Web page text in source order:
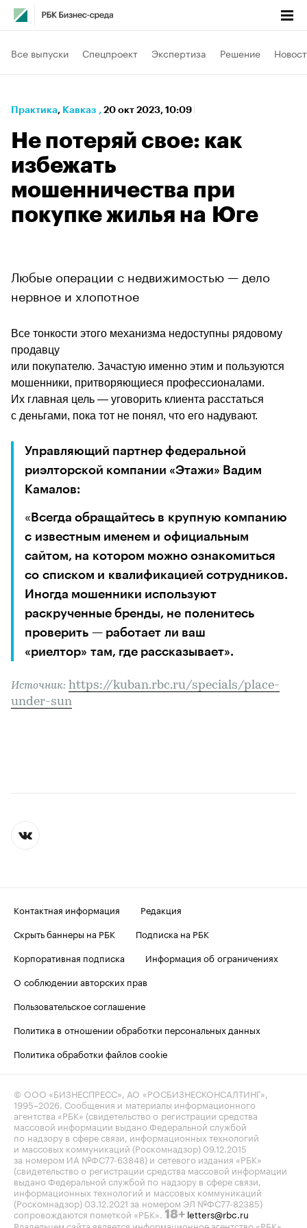
Все выпуски Спецпроект Экспертиза Решение
Практика⁠, Кавказ , 20 окт 2023, 10:09
Не потеряй свое: как
избежать
мошенничества при
покупке жилья на Юге
Любые операции с недвижимостью — дело
нервное и хлопотное
Все тонкости этого механизма недоступны рядовому
продавцу
﻿или покупателю. Зачастую именно этим и пользуются
мошенники, притворяющиеся профессионалами.
Их главная цель — уговорить клиента расстаться
с деньгами, пока тот не понял, что его надувают.
Управляющий партнер федеральной
риэлторской компании «Этажи» Вадим
Камалов:
« Всегда обращайтесь в крупную компанию
с известным именем и официальным
сайтом, на котором можно ознакомиться
со списком и квалификацией сотрудников.
Иногда мошенники используют
раскрученные бренды, не поленитесь
проверить — работает ли ваш
«риелтор» там, где рассказывает».
Источник: https://kuban.rbc.ru/specials/place-
under-sun
Контактная информация
Редакция
Скрыть баннеры на РБК
Подписка на РБК
Корпоративная подписка
Информация об ограничениях
О соблюдении авторских прав
Пользовательское соглашение
Политика в отношении обработки персональных данных
Политика обработки файлов cookie
© ООО «БИЗНЕСПРЕСС», АО «РОСБИЗНЕСКОНСАЛТИНГ»,
1995–2026. Сообщения и материалы информационного
агентства «РБК» (свидетельство о регистрации средства
массовой информации выдано Федеральной службой
по надзору в сфере связи, информационных технологий
и массовых коммуникаций (Роскомнадзор) 09.12.2015
за номером ИА №ФС77-63848) и сетевого издания «РБК»
(свидетельство о регистрации средства массовой информации
выдано Федеральной службой по надзору в сфере связи,
информационных технологий и массовых коммуникаций
(Роскомнадзор) 03.12.2021 за номером ЭЛ №ФС77-82385)
сопровождаются пометкой «РБК». 18+ letters@rbc.ru
Владельцем сайта является информационное агентство «РБК».